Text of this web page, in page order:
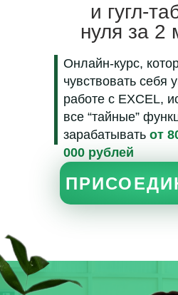
Онлайн-курс,
чувствовать себя
работе с EXCEL,
все “тайные”
зарабатывать от
000 рублей
и гугл-
нуля за 2